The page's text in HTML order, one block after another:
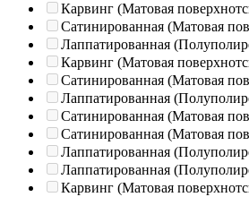
Карвинг (Матовая
Сатинированная (Матовая
Лаппатированная
Карвинг (Матовая
Сатинированная (Матовая
Лаппатированная
Сатинированная (Матовая
Сатинированная (Матовая
Лаппатированная
Лаппатированная
Карвинг (Матовая